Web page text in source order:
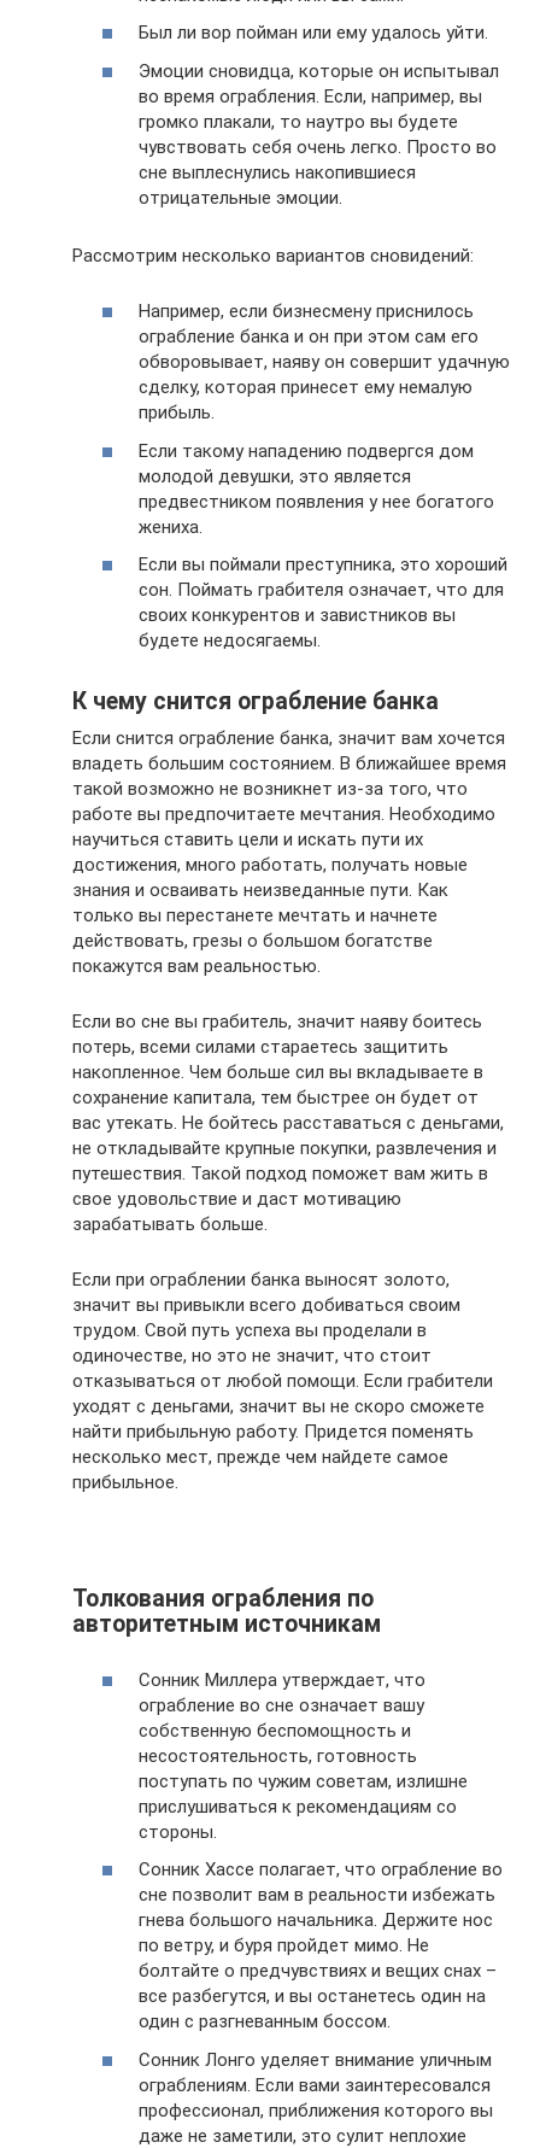
Был ли вор пойман или ему удалось уйти.
Эмоции сновидца, которые он испытывал
во время ограбления. Если, например, вы
громко плакали, то наутро вы будете
чувствовать себя очень легко. Просто во
сне выплеснулись накопившиеся
отрицательные эмоции.
Рассмотрим несколько вариантов сновидений:
Например, если бизнесмену приснилось
ограбление банка и он при этом сам его
обворовывает, наяву он совершит удачную
сделку, которая принесет ему немалую
прибыль.
Если такому нападению подвергся дом
молодой девушки, это является
предвестником появления у нее богатого
жениха.
Если вы поймали преступника, это хороший
сон. Поймать грабителя означает, что для
своих конкурентов и завистников вы
будете недосягаемы.
К чему снится ограбление банка
Если снится ограбление банка, значит вам хочется
владеть большим состоянием. В ближайшее время
такой возможно не возникнет из-за того, что
работе вы предпочитаете мечтания. Необходимо
научиться ставить цели и искать пути их
достижения, много работать, получать новые
знания и осваивать неизведанные пути. Как
только вы перестанете мечтать и начнете
действовать, грезы о большом богатстве
покажутся вам реальностью.
Если во сне вы грабитель, значит наяву боитесь
потерь, всеми силами стараетесь защитить
накопленное. Чем больше сил вы вкладываете в
сохранение капитала, тем быстрее он будет от
вас утекать. Не бойтесь расставаться с деньгами,
не откладывайте крупные покупки, развлечения и
путешествия. Такой подход поможет вам жить в
свое удовольствие и даст мотивацию
зарабатывать больше.
Если при ограблении банка выносят золото,
значит вы привыкли всего добиваться своим
трудом. Свой путь успеха вы проделали в
одиночестве, но это не значит, что стоит
отказываться от любой помощи. Если грабители
уходят с деньгами, значит вы не скоро сможете
найти прибыльную работу. Придется поменять
несколько мест, прежде чем найдете самое
прибыльное.
Толкования ограбления по
авторитетным источникам
Сонник Миллера утверждает, что
ограбление во сне означает вашу
собственную беспомощность и
несостоятельность, готовность
поступать по чужим советам, излишне
прислушиваться к рекомендациям со
стороны.
Сонник Хассе полагает, что ограбление во
сне позволит вам в реальности избежать
гнева большого начальника. Держите нос
по ветру, и буря пройдет мимо. Не
болтайте о предчувствиях и вещих снах –
все разбегутся, и вы останетесь один на
один с разгневанным боссом.
Сонник Лонго уделяет внимание уличным
ограблениям. Если вами заинтересовался
профессионал, приближения которого вы
даже не заметили, это сулит неплохие